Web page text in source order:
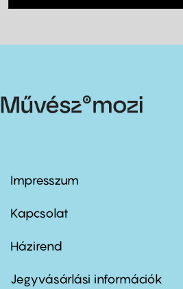
Footer
first
Impresszum
Kapcsolat
Footer
second
Házirend
Jegyvásárlási információk